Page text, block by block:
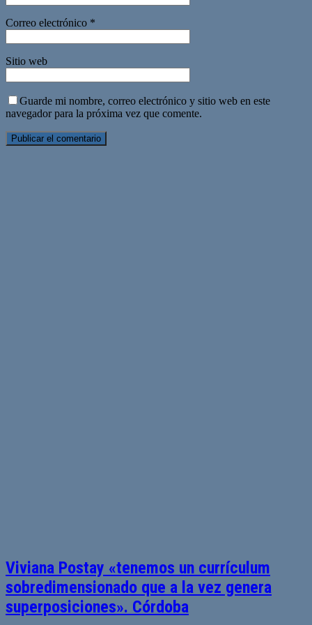
Correo electrónico *
Sitio web
Guarde mi nombre, correo electrónico y sitio web en este
navegador para la próxima vez que comente.
Viviana Postay «tenemos un currículum
sobredimensionado que a la vez genera
superposiciones». Córdoba